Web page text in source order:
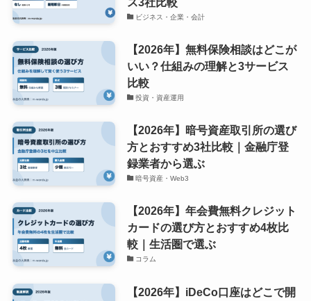
ビジネス・企業・会計
【2026年】無料保険相談はどこが
いい？仕組みの理解と3サービス
比較
投資・資産運用
【2026年】暗号資産取引所の選び
方とおすすめ3社比較｜金融庁登
録業者から選ぶ
暗号資産・Web3
【2026年】年会費無料クレジット
カードの選び方とおすすめ4枚比
較｜生活圏で選ぶ
コラム
【2026年】iDeCo口座はどこで開